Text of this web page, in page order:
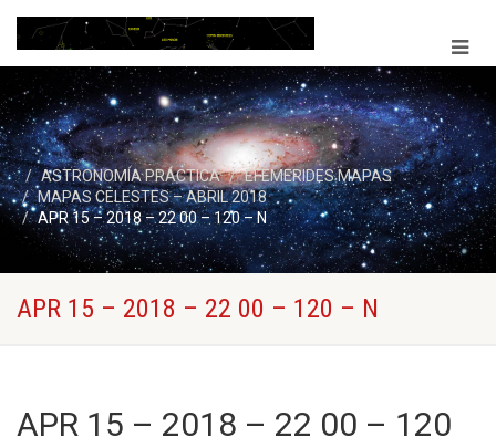
ASTRONOMÍA PRÁCTICA
EFEMERIDES MAPAS
MAPAS CELESTES – ABRIL 2018
APR 15 – 2018 – 22 00 – 120 – N
APR 15 – 2018 – 22 00 – 120 – N
APR 15 – 2018 – 22 00 – 120